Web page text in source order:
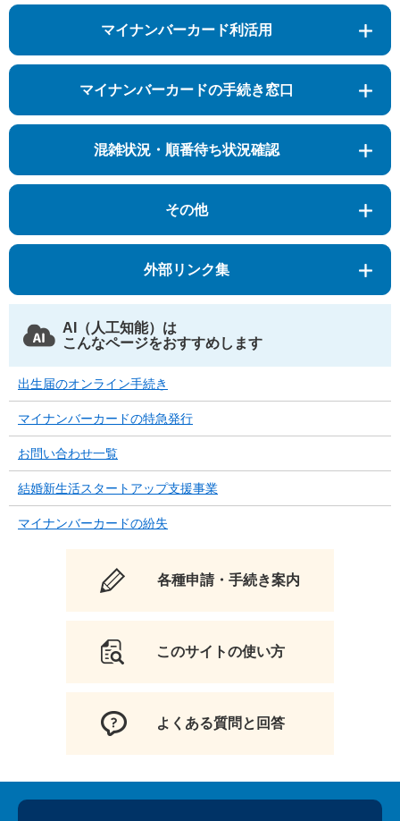
マイナンバーカード利活用
マイナンバーカードの手続き窓口
混雑状況・順番待ち状況確認
その他
外部リンク集
AI（人工知能）は
こんなページをおすすめします
出生届のオンライン手続き
マイナンバーカードの特急発行
お問い合わせ一覧
結婚新生活スタートアップ支援事業
マイナンバーカードの紛失
各種申請・手続き案内
このサイトの使い方
よくある質問と回答